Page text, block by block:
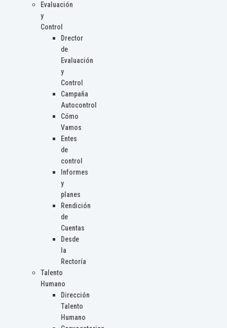
Evaluación
y
Control
Drector
de
Evaluación
y
Control
Campaña
Autocontrol
Cómo
Vamos
Entes
de
control
Informes
y
planes
Rendición
de
Cuentas
Desde
la
Rectoría
Talento
Humano
Dirección
Talento
Humano